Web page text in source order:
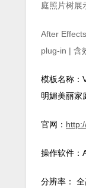
庭照片树展
After
plug-in | 含
模板名称：
明媚美丽家
官网：
操作软件：
分辨率：